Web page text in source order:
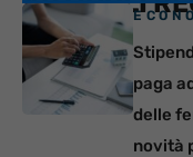
paga
delle
novità